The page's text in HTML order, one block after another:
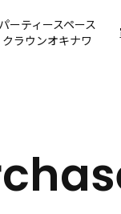
パーティースペース
クラウンオキナワ